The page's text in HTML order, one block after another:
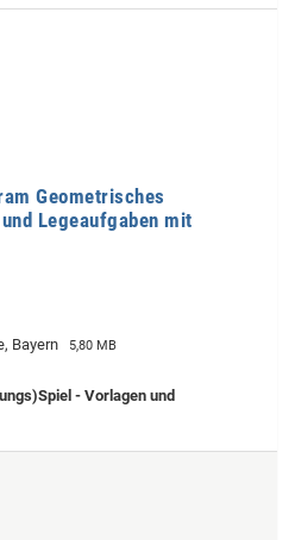
Geometrisches
Legeaufgaben mit
Bayern 5,80 MB
- Vorlagen und